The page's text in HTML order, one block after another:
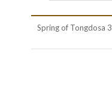
Spring of Tongdosa 3